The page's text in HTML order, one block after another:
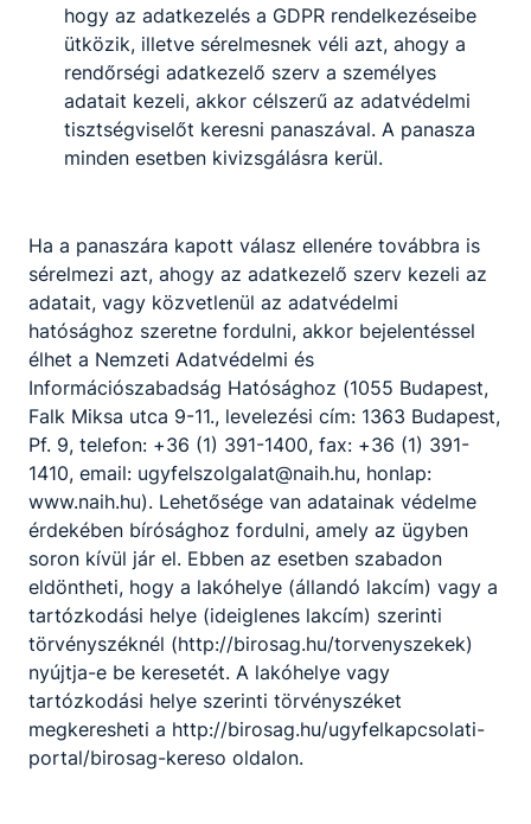
Buzás Erika
Oktató
Idegen nyelv (Angol)
torda.erika​
@gmail.com
Osztályfőnök:
13.C
Fogadó óra:
-
Cseszneki Anita
Szakmai oktató
Kompetencia
fejlesztés
(Munkavállalói)
Munkavédelem 2020
Foglalkoztatás II.
Szakmai
készségfejlesztés és
kommunikációs
gyakorlat
Osztályfőnöki
hogy az adatkezelés a GDPR rendelkezéseibe
ütközik, illetve sérelmesnek véli azt, ahogy a
rendőrségi adatkezelő szerv a személyes
adatait kezeli, akkor célszerű az adatvédelmi
tisztségviselőt keresni panaszával. A panasza
minden esetben kivizsgálásra kerül.
Ha a panaszára kapott válasz ellenére továbbra is
sérelmezi azt, ahogy az adatkezelő szerv kezeli az
adatait, vagy közvetlenül az adatvédelmi
hatósághoz szeretne fordulni, akkor bejelentéssel
élhet a Nemzeti Adatvédelmi és
Információszabadság Hatósághoz (1055 Budapest,
Falk Miksa utca 9-11., levelezési cím: 1363 Budapest,
Pf. 9, telefon: +36 (1) 391-1400, fax: +36 (1) 391-
1410, email: ugyfelszolgalat@naih.hu, honlap:
www.naih.hu). Lehetősége van adatainak védelme
érdekében bírósághoz fordulni, amely az ügyben
soron kívül jár el. Ebben az esetben szabadon
eldöntheti, hogy a lakóhelye (állandó lakcím) vagy a
tartózkodási helye (ideiglenes lakcím) szerinti
törvényszéknél (http://birosag.hu/torvenyszekek)
nyújtja-e be keresetét. A lakóhelye vagy
tartózkodási helye szerinti törvényszéket
megkeresheti a http://birosag.hu/ugyfelkapcsolati-
portal/birosag-kereso oldalon.